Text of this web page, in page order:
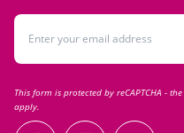
Email Address
This form is protected by reCAPTCHA - the
apply.